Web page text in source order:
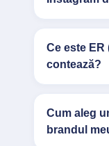
Ce este ER
contează?
Cum aleg
brandul